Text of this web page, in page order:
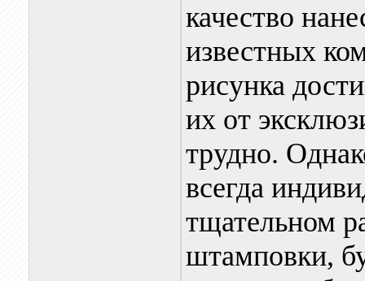
качество
известных
рисунка
их от
трудно.
всегда
тщательном
штамповки,